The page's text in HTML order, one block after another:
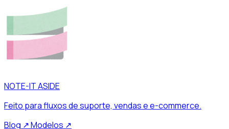
NOTE-IT ASIDE
Feito para fluxos de suporte, vendas e e-commerce.
Blog ↗Modelos ↗